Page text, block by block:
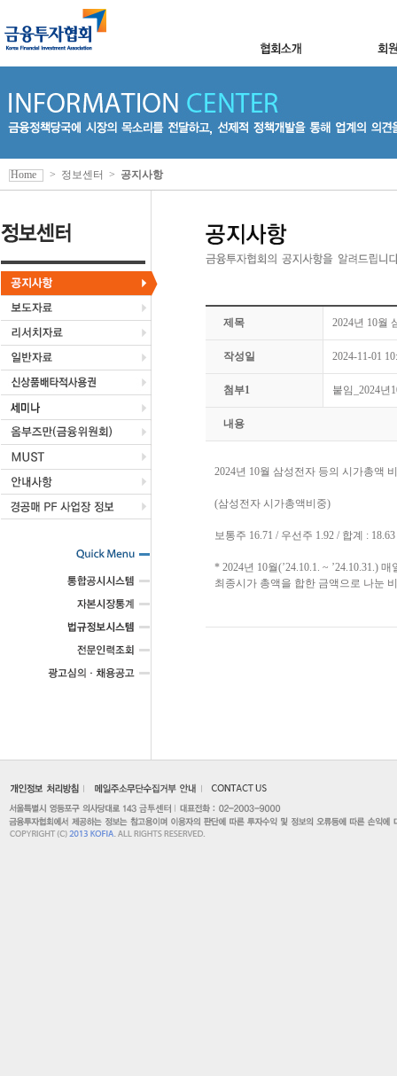
Home > 정보센터 > 공지사항
제목 2024년 10월
작성일 2024-11-01
첨부1 붙임_2024년
내용
2024년 10월 삼성전자 등의 시가총액
(삼성전자 시가총액비중)
보통주 16.71 / 우선주 1.92 / 합계 : 18.63
* 2024년 10월(’24.10.1. ~ ’24.10.31.)
최종시가 총액을 합한 금액으로 나눈